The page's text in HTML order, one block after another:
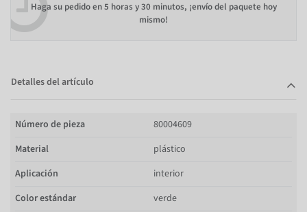
Haga su pedido en5 horas y 30 minutos, ¡envío del paquete hoy
mismo!
Detalles del artículo
Número de pieza
80004609
Material
plástico
Aplicación
interior
Color estándar
verde